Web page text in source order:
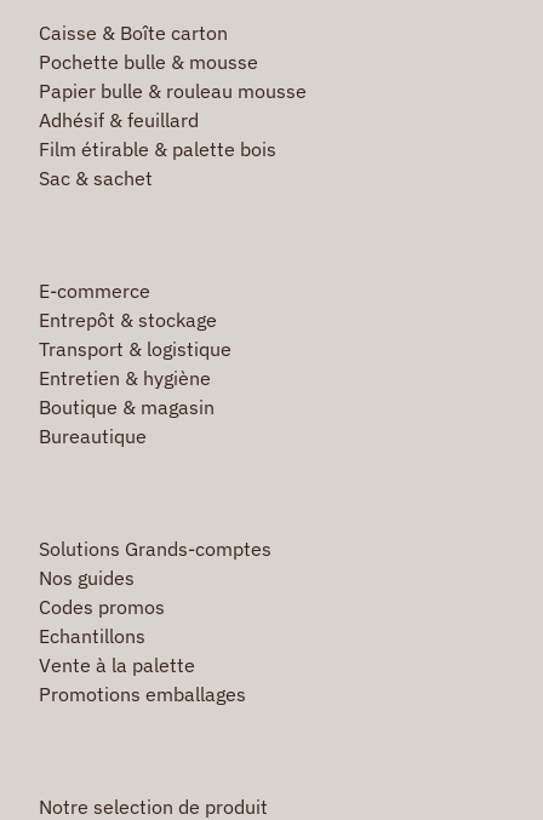
Caisse & Boîte carton
Pochette bulle & mousse
Papier bulle & rouleau mousse
Adhésif & feuillard
Film étirable & palette bois
Sac & sachet
E-commerce
Entrepôt & stockage
Transport & logistique
Entretien & hygiène
Boutique & magasin
Bureautique
Solutions Grands-comptes
Nos guides
Codes promos
Echantillons
Vente à la palette
Promotions emballages
Notre selection de produit